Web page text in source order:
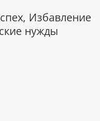
от отчаяния и
нового дела,
Избавление
нужды